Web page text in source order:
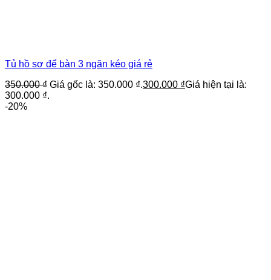
Tủ hồ sơ để bàn 3 ngăn kéo giá rẻ
350.000₫ Giá gốc là: 350.000 ₫.300.000 ₫Giá hiện tại là:
300.000 ₫.
-20%